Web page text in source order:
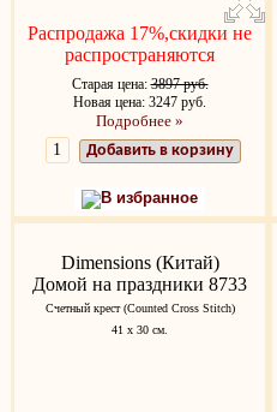
Распродажа 17%,скидки не
распространяются
Старая цена:3897 руб.
Новая цена: 3247 руб.
Подробнее »
Добавить в корзину
В избранное
Dimensions (Китай)
Домой на праздники 8733
Счетный крест (Counted Cross Stitch)
41 х 30 см.